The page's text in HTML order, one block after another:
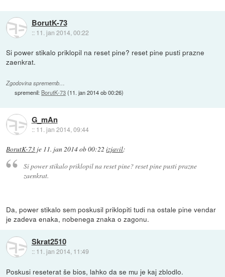
BorutK-73
:: 11. jan 2014, 00:22
Si power stikalo priklopil na reset pine? reset pine pusti prazne
zaenkrat.
Zgodovina sprememb…
spremenil: BorutK-73(11. jan 2014 ob 00:26)
G_mAn
:: 11. jan 2014, 09:44
BorutK-73 je 11. jan 2014 ob 00:22 izjavil:
Si power stikalo priklopil na reset pine? reset pine pusti prazne
zaenkrat.
Da, power stikalo sem poskusil priklopiti tudi na ostale pine vendar
je zadeva enaka, nobenega znaka o zagonu.
Skrat2510
:: 11. jan 2014, 11:49
Poskusi reseterat še bios, lahko da se mu je kaj zblodlo.